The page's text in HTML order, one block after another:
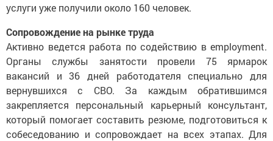
услуги уже получили около 160 человек.
Сопровождение на рынке труда
Активно ведется работа по содействию в employment.
Органы службы занятости провели 75 ярмарок
вакансий и 36 дней работодателя специально для
вернувшихся с СВО. За каждым обратившимся
закрепляется персональный карьерный консультант,
который помогает составить резюме, подготовиться к
собеседованию и сопровождает на всех этапах. Для